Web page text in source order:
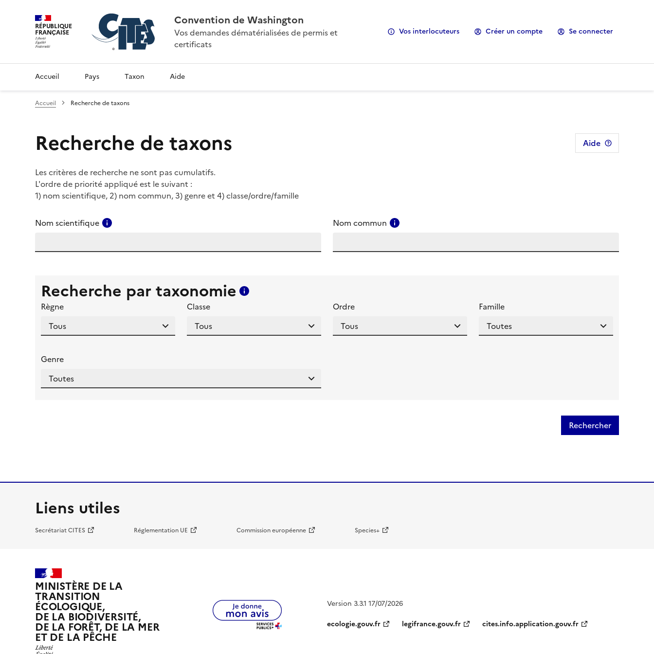
RÉPUBLIQUE
FRANÇAISE
Convention de Washington
Vos demandes dématérialisées de permis et
certificats
Vos interlocuteurs Créer un compte Se connecter
Accueil Pays Taxon Aide
Accueil Recherche de taxons
Recherche de taxons Aide
Les critères de recherche ne sont pas cumulatifs.
L'ordre de priorité appliqué est le suivant :
1) nom scientifique, 2) nom commun, 3) genre et 4) classe/ordre/famille
Nom scientifique Nom commun
Recherche par taxonomie
Règne
Classe Ordre Famille
Genre
Rechercher
Liens utiles
Secrétariat CITES Réglementation UE Commission européenne Species+
MINISTÈRE DE LA
TRANSITION
ÉCOLOGIQUE,
DE LA BIODIVERSITÉ,
DE LA FORÊT, DE LA MER
ET DE LA PÊCHE
Version 3.3.1 17/07/2026
ecologie.gouv.fr
legifrance.gouv.fr cites.info.application.gouv.fr